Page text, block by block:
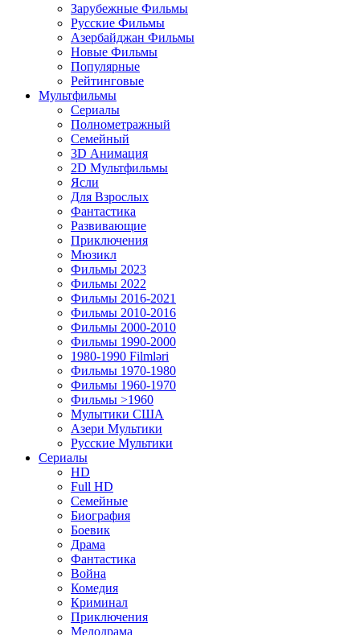
Зарубежные Фильмы
Русские Фильмы
Азербайджан Фильмы
Новые Фильмы
Популярные
Рейтинговые
Мультфильмы
Сериалы
Полнометражный
Семейный
3D Анимация
2D Мультфильмы
Ясли
Для Взрослых
Фантастика
Развивающие
Приключения
Мюзикл
Фильмы 2023
Фильмы 2022
Фильмы 2016-2021
Фильмы 2010-2016
Фильмы 2000-2010
Фильмы 1990-2000
1980-1990 Filmləri
Фильмы 1970-1980
Фильмы 1960-1970
Фильмы >1960
Мулытики США
Азери Мультики
Русские Мультики
Сериалы
HD
Full HD
Семейные
Биография
Боевик
Драма
Фантастика
Война
Комедия
Криминал
Приключения
Мелодрама